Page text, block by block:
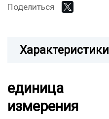
Поделиться
Характеристики
единица
измерения